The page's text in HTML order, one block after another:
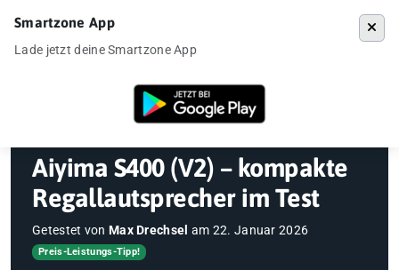
»Regallautsprecher
Aiyima S400 (V2) – kompakte
Regallautsprecher im Test
Getestet von Max Drechsel am 22. Januar 2026
Preis-Leistungs-Tipp!
Smartzone App
Lade jetzt deine Smartzone App